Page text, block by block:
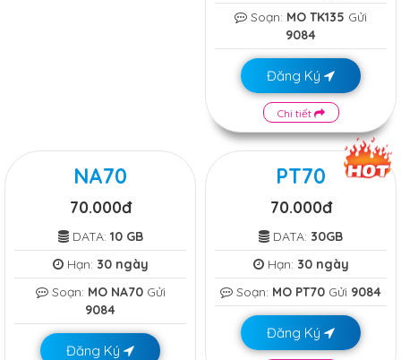
Soạn: MO TK135 Gửi
9084
Đăng Ký
Chi tiết
NA70
70.000đ
DATA: 10 GB
Hạn: 30 ngày
Soạn: MO NA70Gửi
9084
Đăng Ký
PT70
70.000đ
DATA: 30GB
Hạn: 30 ngày
Soạn: MO PT70 Gửi 9084
Đăng Ký